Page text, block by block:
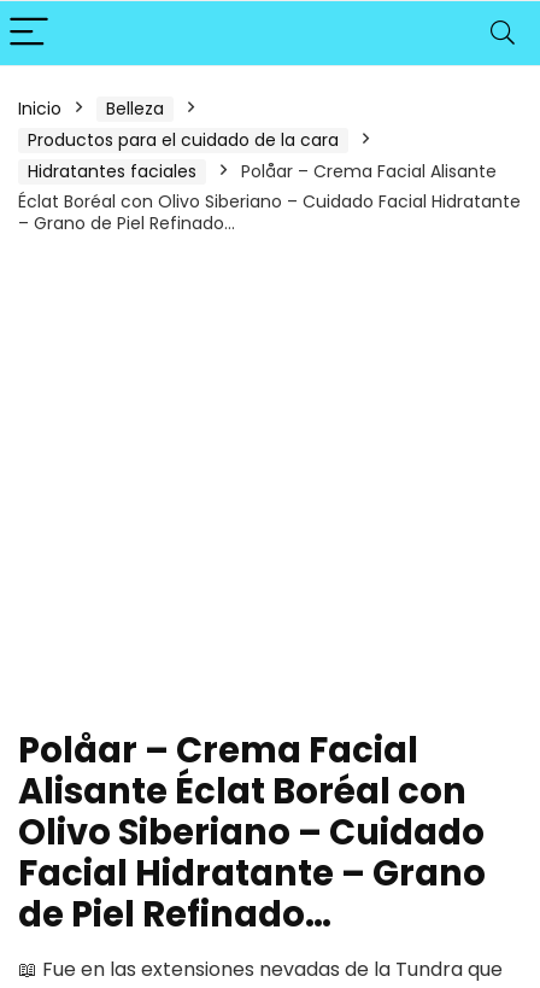
Inicio
Belleza
Productos para el cuidado de la cara
Hidratantes faciales
Polåar – Crema Facial Alisante
Éclat Boréal con Olivo Siberiano – Cuidado Facial Hidratante
– Grano de Piel Refinado…
Polåar – Crema Facial
Alisante Éclat Boréal con
Olivo Siberiano – Cuidado
Facial Hidratante – Grano
de Piel Refinado…
📖 Fue en las extensiones nevadas de la Tundra que